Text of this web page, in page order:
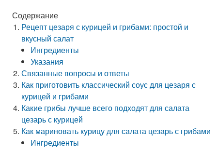
Содержание
Рецепт цезаря с курицей и грибами: простой и
вкусный салат
Ингредиенты
Указания
Связанные вопросы и ответы
Как приготовить классический соус для цезаря с
курицей и грибами
Какие грибы лучше всего подходят для салата
цезарь с курицей
Как мариновать курицу для салата цезарь с грибами
Ингредиенты